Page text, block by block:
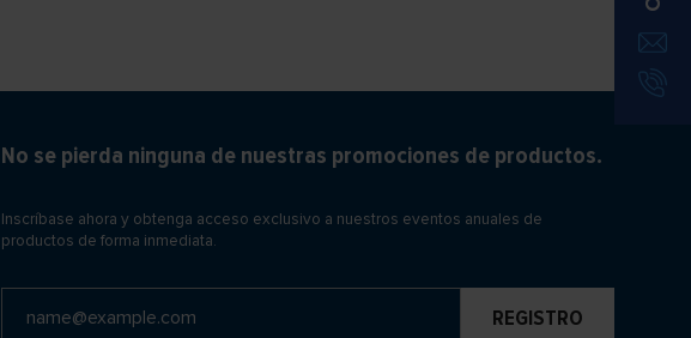
No se pierda ninguna de nuestras promociones de productos.
Inscríbase ahora y obtenga acceso exclusivo a nuestros eventos anuales de
productos de forma inmediata.